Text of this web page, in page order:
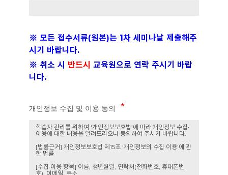
※ 모든 접수서류(원본)는 1차 세미나날 제출해주
시기 바랍니다.
※ 취소 시 반드시 교육원으로 연락 주시기 바랍
니다.
개인정보 수집 및 이용 동의